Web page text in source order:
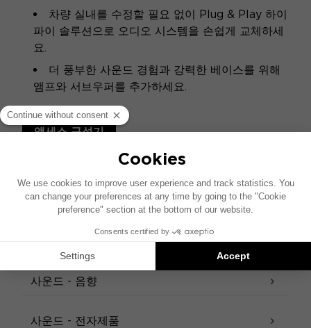
차량 실내를 수정할 필요 없이 Plug & Play 하이
파이 솔루션으로 오디오 시스템을 손쉽게 교체하세
요.
더 풍부한 사운드 경험과 강력한 베이스를 위해
앰프와 서브우퍼를 추가하세요.
액세스 구성기
사양
사운드 - 음향
사운드 - 전자제품